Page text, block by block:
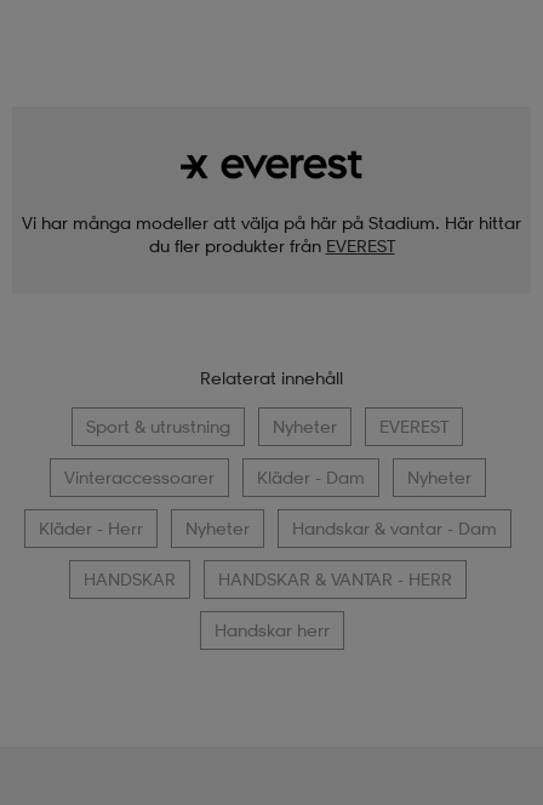
Vi har många modeller att välja på här på Stadium. Här hittar
du fler produkter från EVEREST
Relaterat innehåll
Sport & utrustning Nyheter EVEREST
Vinteraccessoarer Kläder - Dam Nyheter
Kläder - Herr Nyheter Handskar & vantar - Dam
HANDSKAR HANDSKAR & VANTAR - HERR
Handskar herr